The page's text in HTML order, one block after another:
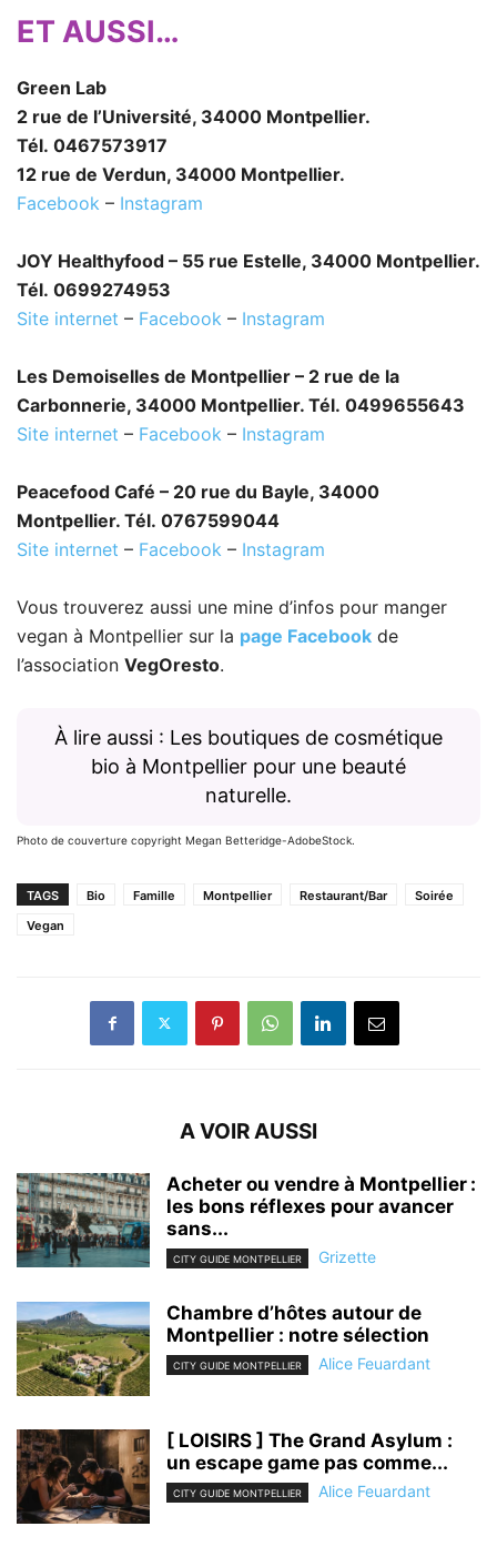
ET AUSSI…
Green Lab
2 rue de l’Université, 34000 Montpellier.
Tél. 0467573917
12 rue de Verdun, 34000 Montpellier.
Facebook – Instagram
JOY Healthyfood – 55 rue Estelle, 34000 Montpellier.
Tél. 0699274953
Site internet – Facebook – Instagram
Les Demoiselles de Montpellier – 2 rue de la
Carbonnerie, 34000 Montpellier. Tél. 0499655643
Site internet – Facebook – Instagram
Peacefood Café – 20 rue du Bayle, 34000
Montpellier. Tél. 0767599044
Site internet – Facebook – Instagram
Vous trouverez aussi une mine d’infos pour manger
vegan à Montpellier sur la page Facebook de
l’association VegOresto.
À lire aussi : Les boutiques de cosmétique
bio à Montpellier pour une beauté
naturelle.
Photo de couverture copyright Megan Betteridge-AdobeStock.
TAGS Bio Famille Montpellier Restaurant/Bar
Soirée
Vegan
A VOIR AUSSI
Acheter ou vendre à Montpellier :
les bons réflexes pour avancer
sans...
CITY GUIDE MONTPELLIER Grizette
Chambre d’hôtes autour de
Montpellier : notre sélection
CITY GUIDE MONTPELLIER Alice Feuardant
[ LOISIRS ] The Grand Asylum :
un escape game pas comme...
CITY GUIDE MONTPELLIER Alice Feuardant